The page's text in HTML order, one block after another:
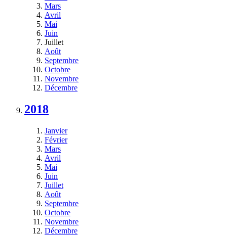
Mars
Avril
Mai
Juin
Juillet
Août
Septembre
Octobre
Novembre
Décembre
2018
Janvier
Février
Mars
Avril
Mai
Juin
Juillet
Août
Septembre
Octobre
Novembre
Décembre